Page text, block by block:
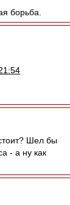
борьба.
Шел бы
- а ну как